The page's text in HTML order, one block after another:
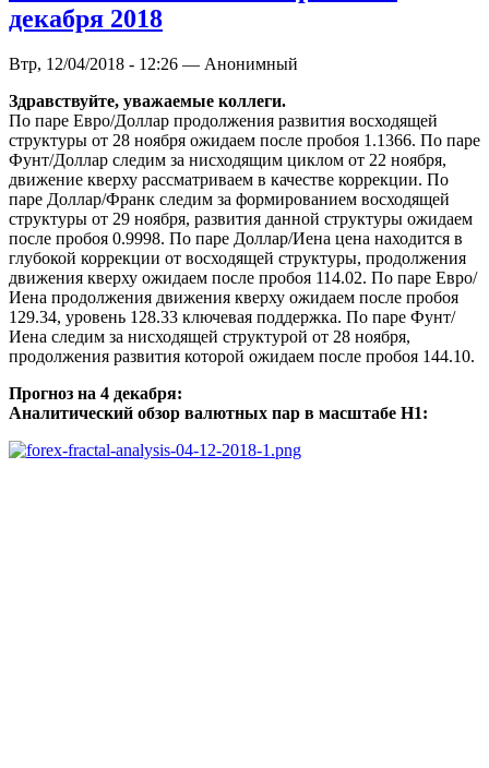
декабря 2018
Втр, 12/04/2018 - 12:26 — Анонимный
Здравствуйте, уважаемые коллеги.
По паре Евро/Доллар продолжения развития восходящей
структуры от 28 ноября ожидаем после пробоя 1.1366. По паре
Фунт/Доллар следим за нисходящим циклом от 22 ноября,
движение кверху рассматриваем в качестве коррекции. По
паре Доллар/Франк следим за формированием восходящей
структуры от 29 ноября, развития данной структуры ожидаем
после пробоя 0.9998. По паре Доллар/Иена цена находится в
глубокой коррекции от восходящей структуры, продолжения
движения кверху ожидаем после пробоя 114.02. По паре Евро/
Иена продолжения движения кверху ожидаем после пробоя
129.34, уровень 128.33 ключевая поддержка. По паре Фунт/
Иена следим за нисходящей структурой от 28 ноября,
продолжения развития которой ожидаем после пробоя 144.10.
Прогноз на 4 декабря:
Аналитический обзор валютных пар в масштабе Н1: